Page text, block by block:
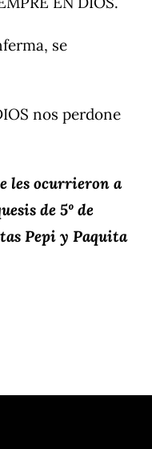
se
nos perdone
les ocurrieron a
de 5º de
Pepi y Paquita